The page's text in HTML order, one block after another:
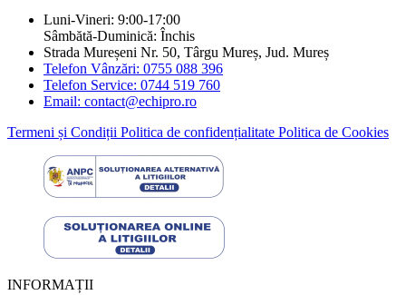
Luni-Vineri: 9:00-17:00
Sâmbătă-Duminică: Închis
Strada Mureșeni Nr. 50, Târgu Mureș, Jud. Mureș
Telefon Vânzări: 0755 088 396
Telefon Service: 0744 519 760
Email: contact@echipro.ro
Termeni și Condiții Politica de confidențialitate Politica de Cookies
INFORMAȚII